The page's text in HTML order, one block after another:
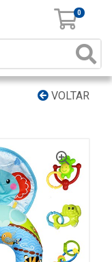
0
VOLTAR